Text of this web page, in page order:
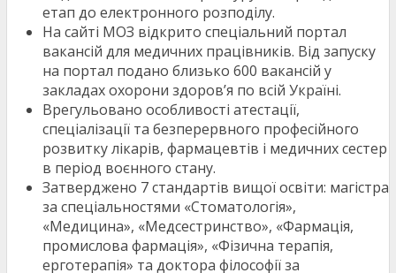
етап до електронного розподілу.
На сайті МОЗ відкрито спеціальний портал
вакансій для медичних працівників. Від запуску
на портал подано близько 600 вакансій у
закладах охорони здоров’я по всій Україні.
Врегульовано особливості атестації,
спеціалізації та безперервного професійного
розвитку лікарів, фармацевтів і медичних сестер
в період воєнного стану.
Затверджено 7 стандартів вищої освіти: магістра
за спеціальностями «Стоматологія»,
«Медицина», «Медсестринство», «Фармація,
промислова фармація», «Фізична терапія,
ерготерапія» та доктора філософії за